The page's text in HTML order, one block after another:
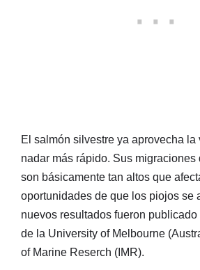
El salmón silvestre ya aprovecha la
nadar más rápido. Sus migraciones
son básicamente tan altos que
oportunidades de que los piojos se
nuevos resultados fueron
de la University of Melbourne
of Marine Reserch (IMR).